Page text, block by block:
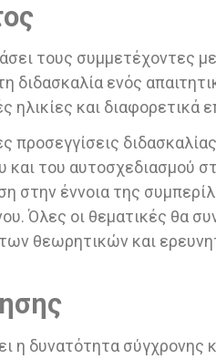
τους συμμετέχοντες
διδασκαλία ενός
ηλικίες και διαφορετικά
προσεγγίσεις
του αυτοσχεδιασμού
στην έννοια της
Όλες οι θεματικές θα
θεωρητικών και
η δυνατότητα